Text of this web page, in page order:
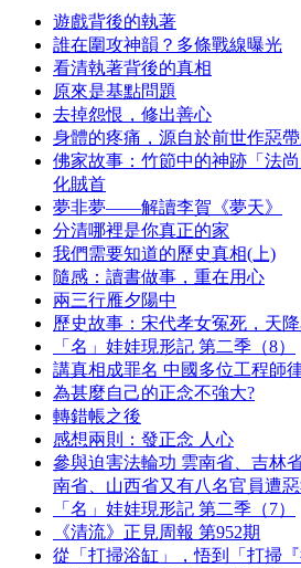
遊戲背後的執著
誰在圍攻神韻？多條戰線曝光
看清執著背後的真相
原來是基點問題
去掉怨恨，修出善心
身體的疼痛，源自於前世作惡
佛家故事：竹節中的神跡「法
化賊首
夢非夢——解讀李賀《夢天》
分清哪裡是你真正的家
我們需要知道的歷史真相(上)
隨感：讀書做事，重在用心
兩三行雁夕陽中
歷史故事：宋代孝女冤死，天
「名」娃娃現形記 第二季（8）
講真相成罪名 中國多位工程師
為甚麼自己的正念不強大?
轉錯帳之後
感想兩則：發正念 人心
參與迫害法輪功 雲南省、吉林
南省、山西省又有八名官員遭惡
「名」娃娃現形記 第二季（7）
《清流》正見周報 第952期
從「打掃浴缸」，悟到「打掃『